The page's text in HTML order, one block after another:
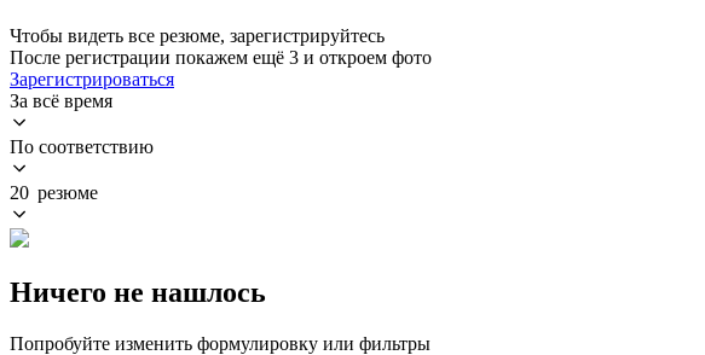
Чтобы видеть все резюме, зарегистрируйтесь
После регистрации покажем ещё 3 и откроем фото
Зарегистрироваться
За всё время
По соответствию
20 резюме
Ничего не нашлось
Попробуйте изменить формулировку или фильтры